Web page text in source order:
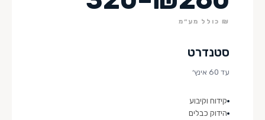
₪ כולל מע״מ
סטנדרט
עד 60 אינץ׳
קידוח וקיבוע
הידוק כבלים